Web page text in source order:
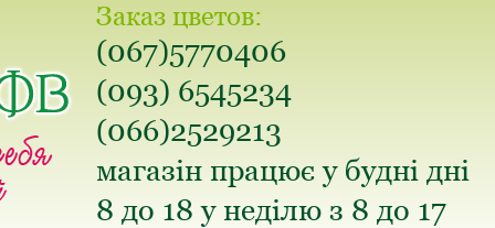
Заказ цветов:
(067)5770406
(093) 6545234
(066)2529213
магазін працює у будні дні
8 до 18 у неділю з 8 до 17